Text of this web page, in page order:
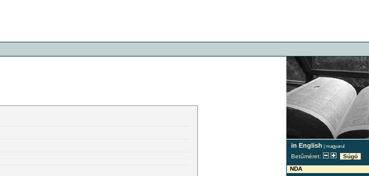
in English | magyarul
Betűméret:
Súgó
NDA